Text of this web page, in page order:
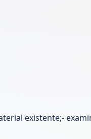
existente;-